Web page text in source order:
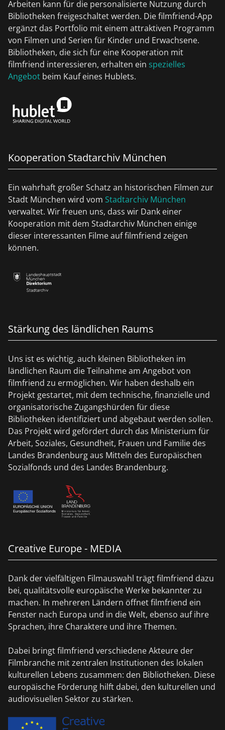
Arbeiten kann für die personalisierte Nutzung durch
Bibliotheken freigeschaltet werden. Die filmfriend-App
ergänzt das Portfolio mit einem attraktiven Programm
von Filmen und Serien für Kinder und Erwachsene.
Bibliotheken, die sich für eine Kooperation mit
filmfriend interessieren, erhalten ein spezielles
Angebot beim Kauf eines Hublets.
Kooperation Stadtarchiv München
Ein wahrhaft großer Schatz an historischen Filmen zur
Stadt München wird vom Stadtarchiv München
verwaltet. Wir freuen uns, dass wir Dank einer
Kooperation mit dem Stadtarchiv München einige
dieser interessanten Filme auf filmfriend zeigen
können.
Stärkung des ländlichen Raums
Uns ist es wichtig, auch kleinen Bibliotheken im
ländlichen Raum die Teilnahme am Angebot von
filmfriend zu ermöglichen. Wir haben deshalb ein
Projekt gestartet, mit dem technische, finanzielle und
organisatorische Zugangshürden für diese
Bibliotheken identifiziert und abgebaut werden sollen.
Das Projekt wird gefördert durch das Ministerium für
Arbeit, Soziales, Gesundheit, Frauen und Familie des
Landes Brandenburg aus Mitteln des Europäischen
Sozialfonds und des Landes Brandenburg.
Creative Europe - MEDIA
Dank der vielfältigen Filmauswahl trägt filmfriend dazu
bei, qualitätsvolle europäische Werke bekannter zu
machen. In mehreren Ländern öffnet filmfriend ein
Fenster nach Europa und in die Welt, ebenso auf ihre
Sprachen, ihre Charaktere und ihre Themen.
Dabei bringt filmfriend verschiedene Akteure der
Filmbranche mit zentralen Institutionen des lokalen
kulturellen Lebens zusammen: den Bibliotheken. Diese
europäische Förderung hilft dabei, den kulturellen und
audiovisuellen Sektor zu stärken.